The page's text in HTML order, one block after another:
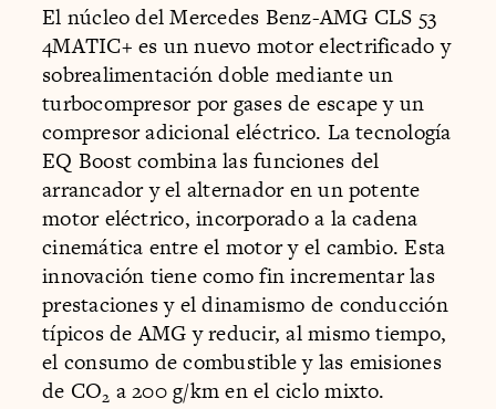
El núcleo del Mercedes Benz-AMG CLS 53
4MATIC+ es un nuevo motor electrificado y
sobrealimentación doble mediante un
turbocompresor por gases de escape y un
compresor adicional eléctrico. La tecnología
EQ Boost combina las funciones del
arrancador y el alternador en un potente
motor eléctrico, incorporado a la cadena
cinemática entre el motor y el cambio. Esta
innovación tiene como fin incrementar las
prestaciones y el dinamismo de conducción
típicos de AMG y reducir, al mismo tiempo,
el consumo de combustible y las emisiones
de CO2 a 200 g/km en el ciclo mixto.